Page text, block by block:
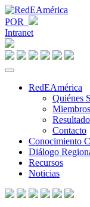
POR
Intranet
RedEAmérica
Quiénes
Miembros
Contacto
Conocimiento
Diálogo
Recursos
Noticias